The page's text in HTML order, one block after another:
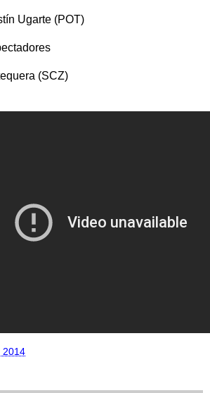
Ugarte (POT)
(SCZ)
2014